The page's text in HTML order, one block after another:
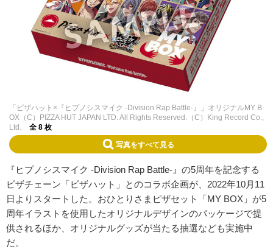
「ピザハット×『ヒプノシスマイク -Division Rap Battle-』」オリジナルMY B
OX（C）PIZZA HUT JAPAN LTD. All Rights Reserved.（C）King Record Co.,
Ltd.
全 8 枚
写真をすべて見る
『ヒプノシスマイク -Division Rap Battle-』の5周年を記念する
ピザチェーン「ピザハット」とのコラボ企画が、2022年10月11
日よりスタートした。おひとりさまピザセット「MY BOX」が5
周年イラストを使用したオリジナルデザインのパッケージで提
供されるほか、オリジナルグッズが当たる抽選なども実施中
だ。